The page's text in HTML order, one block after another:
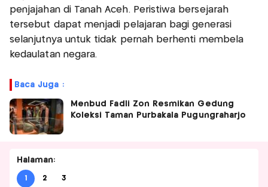
penjajahan di Tanah Aceh. Peristiwa bersejarah
tersebut dapat menjadi pelajaran bagi generasi
selanjutnya untuk tidak pernah berhenti membela
kedaulatan negara.
Baca Juga :
Menbud Fadli Zon Resmikan Gedung
Koleksi Taman Purbakala Pugungraharjo
Halaman:
1 2 3